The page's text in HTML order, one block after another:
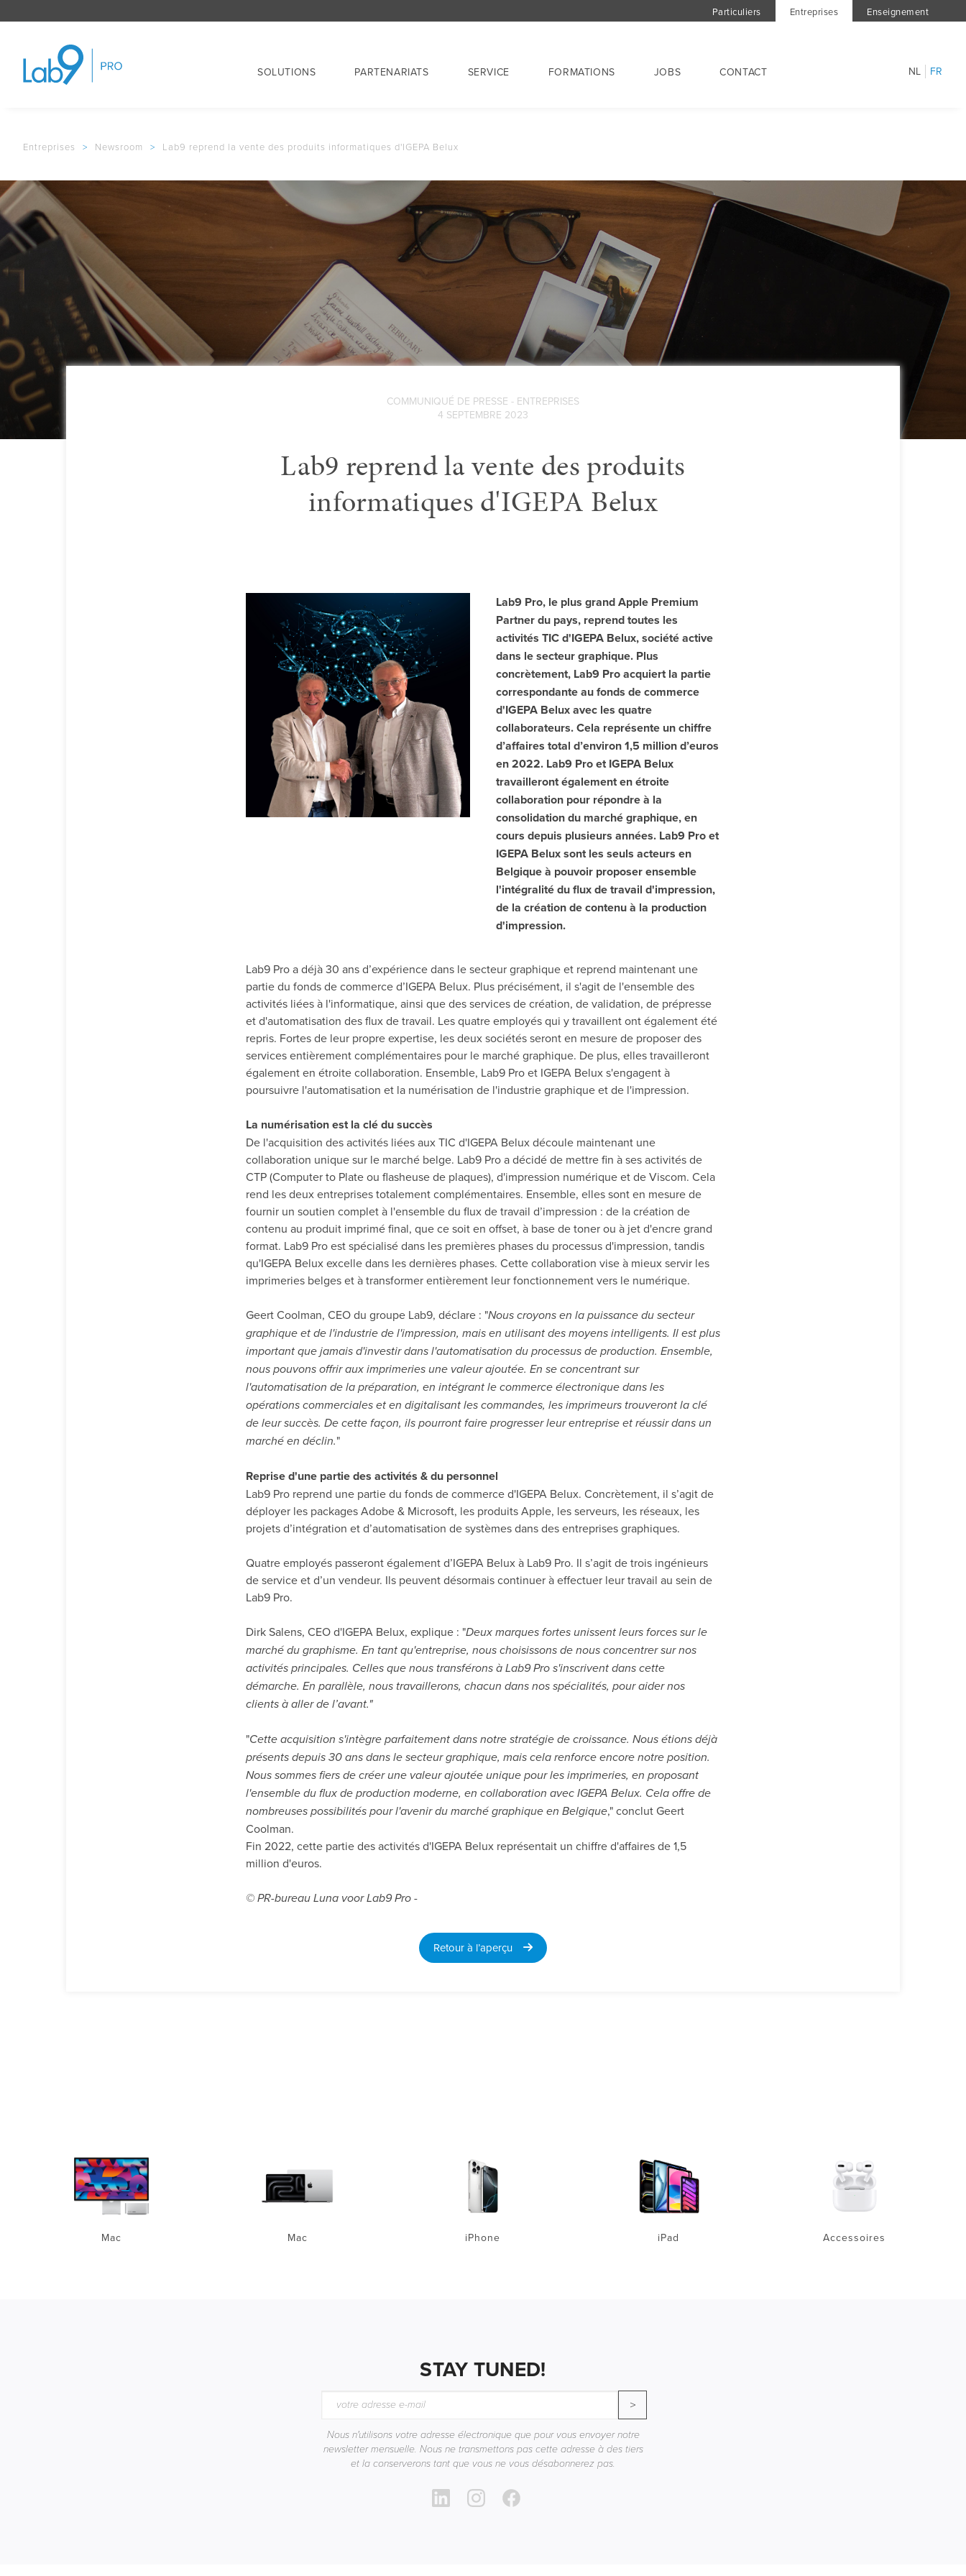
Particuliers Entreprises Enseignement
SOLUTIONS PARTENARIATS SERVICE FORMATIONS JOBS CONTACT NL FR
Entreprises > Newsroom > Lab9 reprend la vente des produits informatiques d'IGEPA Belux
COMMUNIQUÉ DE PRESSE - ENTREPRISES
4 SEPTEMBRE 2023
Lab9 reprend la vente des produits
informatiques d'IGEPA Belux
Lab9 Pro, le plus grand Apple Premium
Partner du pays, reprend toutes les
activités TIC d'IGEPA Belux, société active
dans le secteur graphique. Plus
concrètement, Lab9 Pro acquiert la partie
correspondante au fonds de commerce
d'IGEPA Belux avec les quatre
collaborateurs. Cela représente un chiffre
d’affaires total d’environ 1,5 million d’euros
en 2022. Lab9 Pro et IGEPA Belux
travailleront également en étroite
collaboration pour répondre à la
consolidation du marché graphique, en
cours depuis plusieurs années. Lab9 Pro et
IGEPA Belux sont les seuls acteurs en
Belgique à pouvoir proposer ensemble
l'intégralité du flux de travail d'impression,
de la création de contenu à la production
d'impression.
Lab9 Pro a déjà 30 ans d’expérience dans le secteur graphique et reprend maintenant une
partie du fonds de commerce d’IGEPA Belux. Plus précisément, il s'agit de l'ensemble des
activités liées à l'informatique, ainsi que des services de création, de validation, de prépresse
et d'automatisation des flux de travail. Les quatre employés qui y travaillent ont également été
repris. Fortes de leur propre expertise, les deux sociétés seront en mesure de proposer des
services entièrement complémentaires pour le marché graphique. De plus, elles travailleront
également en étroite collaboration. Ensemble, Lab9 Pro et IGEPA Belux s'engagent à
poursuivre l'automatisation et la numérisation de l'industrie graphique et de l'impression.
La numérisation est la clé du succès
De l'acquisition des activités liées aux TIC d'IGEPA Belux découle maintenant une
collaboration unique sur le marché belge. Lab9 Pro a décidé de mettre fin à ses activités de
CTP (Computer to Plate ou flasheuse de plaques), d'impression numérique et de Viscom. Cela
rend les deux entreprises totalement complémentaires. Ensemble, elles sont en mesure de
fournir un soutien complet à l'ensemble du flux de travail d’impression : de la création de
contenu au produit imprimé final, que ce soit en offset, à base de toner ou à jet d'encre grand
format. Lab9 Pro est spécialisé dans les premières phases du processus d'impression, tandis
qu'IGEPA Belux excelle dans les dernières phases. Cette collaboration vise à mieux servir les
imprimeries belges et à transformer entièrement leur fonctionnement vers le numérique.
Geert Coolman, CEO du groupe Lab9, déclare : "Nous croyons en la puissance du secteur
graphique et de l'industrie de l'impression, mais en utilisant des moyens intelligents. Il est plus
important que jamais d'investir dans l'automatisation du processus de production. Ensemble,
nous pouvons offrir aux imprimeries une valeur ajoutée. En se concentrant sur
l'automatisation de la préparation, en intégrant le commerce électronique dans les
opérations commerciales et en digitalisant les commandes, les imprimeurs trouveront la clé
de leur succès. De cette façon, ils pourront faire progresser leur entreprise et réussir dans un
marché en déclin."
Reprise d'une partie des activités & du personnel
Lab9 Pro reprend une partie du fonds de commerce d'IGEPA Belux. Concrètement, il s’agit de
déployer les packages Adobe & Microsoft, les produits Apple, les serveurs, les réseaux, les
projets d’intégration et d’automatisation de systèmes dans des entreprises graphiques.
Quatre employés passeront également d’IGEPA Belux à Lab9 Pro. Il s’agit de trois ingénieurs
de service et d’un vendeur. Ils peuvent désormais continuer à effectuer leur travail au sein de
Lab9 Pro.
Dirk Salens, CEO d'IGEPA Belux, explique : "Deux marques fortes unissent leurs forces sur le
marché du graphisme. En tant qu'entreprise, nous choisissons de nous concentrer sur nos
activités principales. Celles que nous transférons à Lab9 Pro s'inscrivent dans cette
démarche. En parallèle, nous travaillerons, chacun dans nos spécialités, pour aider nos
clients à aller de l’avant."
"Cette acquisition s'intègre parfaitement dans notre stratégie de croissance. Nous étions déjà
présents depuis 30 ans dans le secteur graphique, mais cela renforce encore notre position.
Nous sommes fiers de créer une valeur ajoutée unique pour les imprimeries, en proposant
l'ensemble du flux de production moderne, en collaboration avec IGEPA Belux. Cela offre de
nombreuses possibilités pour l'avenir du marché graphique en Belgique," conclut Geert
Coolman.
Fin 2022, cette partie des activités d'IGEPA Belux représentait un chiffre d'affaires de 1,5
million d'euros.
© PR-bureau Luna voor Lab9 Pro -
Retour à l’aperçu
Mac Mac iPhone iPad Accessoires
STAY TUNED!
>
Nous n'utilisons votre adresse électronique que pour vous envoyer notre
newsletter mensuelle. Nous ne transmettons pas cette adresse à des tiers
et la conserverons tant que vous ne vous désabonnerez pas.